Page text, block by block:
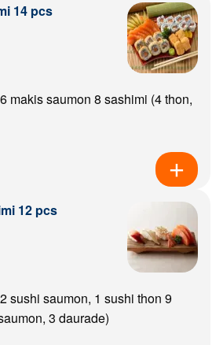
14 pcs
makis saumon 8 sashimi (4 thon,
12 pcs
sushi saumon, 1 sushi thon 9
3 daurade)